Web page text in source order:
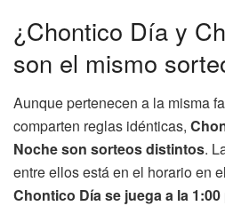
¿Chontico Día y
son el mismo
Aunque pertenecen a la misma
comparten reglas idénticas,
Noche son sorteos distintos.
entre ellos está en el horario en
Chontico Día se juega a la 1:00